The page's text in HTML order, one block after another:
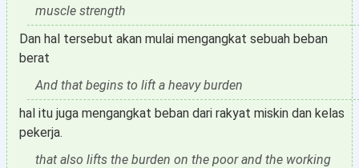
muscle strength
Dan hal tersebut akan mulai mengangkat sebuah beban
berat
And that begins to lift a heavy burden
hal itu juga mengangkat beban dari rakyat miskin dan kelas
pekerja.
that also lifts the burden on the poor and the working